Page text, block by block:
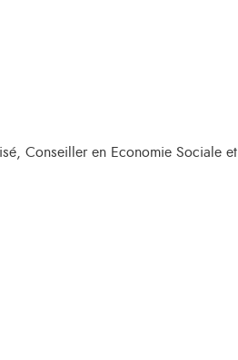
Conseiller en Economie Sociale et